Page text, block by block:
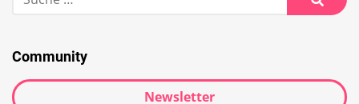
Community
Newsletter